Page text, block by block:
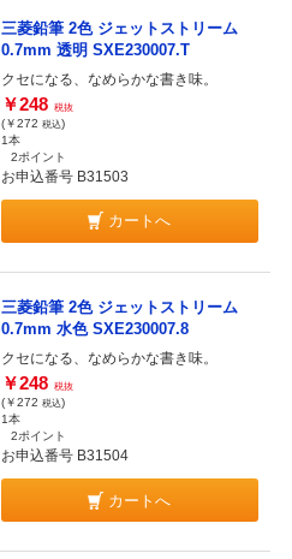
三菱鉛筆 2色 ジェットストリーム
0.7mm 透明 SXE230007.T
クセになる、なめらかな書き味。
￥248 税抜
(￥272 税込)
1本
2ポイント
お申込番号 B31503
カートへ
三菱鉛筆 2色 ジェットストリーム
0.7mm 水色 SXE230007.8
クセになる、なめらかな書き味。
￥248 税抜
(￥272 税込)
1本
2ポイント
お申込番号 B31504
カートへ